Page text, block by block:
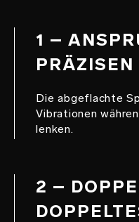
1 –
PRÄZISEN
Die abgeflachte
Vibrationen
lenken.
2 –